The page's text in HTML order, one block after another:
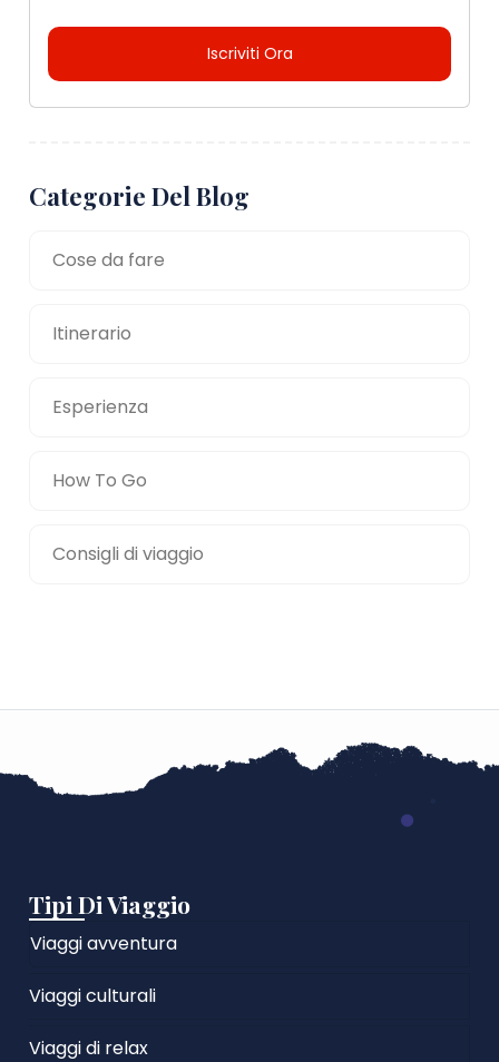
Iscriviti Ora
Categorie Del Blog
Cose da fare
Itinerario
Esperienza
How To Go
Consigli di viaggio
Tipi Di Viaggio
Viaggi avventura
Viaggi culturali
Viaggi di relax